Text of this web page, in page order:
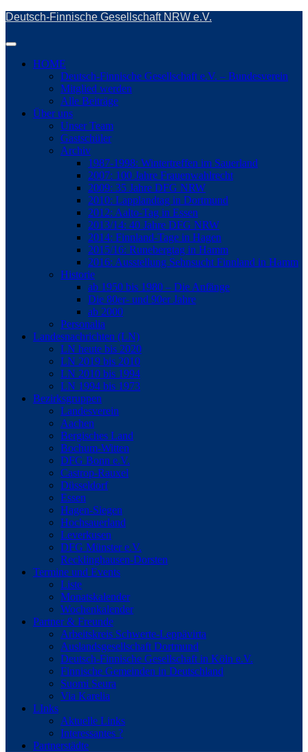
Skip
main
Deutsch-Finnische Gesellschaft NRW e.V.
Toggle
navigation
HOME
Deutsch-Finnische Gesellschaft e.V. – Bundesverein
Mitglied werden
Alle Beiträge
Über uns
Unser Team
Gastschüler
Archiv
1987-1998: Wintertreffen im Sauerland
2007: 100 Jahre Frauenwahlrecht
2009: 35 Jahre DFG NRW
2010: Lapplandtag in Dortmund
2012: Aalto-Tag in Essen
2013/14: 40 Jahre DFG NRW
2014: Finnland-Tage in Hagen
2015/16: Runebergtag in Hamm
2016: Ausstellung Sehnsucht Finnland in Hamm
Historie
ab 1950 bis 1980 – Die Anfänge
Die 80er- und 90er Jahre
ab 2000
Personalia
Landesnachrichten (LN)
LN heute bis 2020
LN 2019 bis 2010
LN 2010 bis 1994
LN 1994 bis 1973
Bezirksgruppen
Landesverein
Aachen
Bergisches Land
Bochum-Witten
DFG Bonn e.V.
Castrop-Rauxel
Düsseldorf
Essen
Hagen-Siegen
Hochsauerland
Leverkusen
DFG Münster e.V.
Recklinghausen-Dorsten
Termine und Events
Liste
Monatskalender
Wochenkalender
Partner & Freunde
Arbeitskreis Schwerte-Leppävirta
Auslandsgesellschaft Dortmund
Deutsch-Finnische Gesellschaft in Köln e.V.
Finnische Gemeinden in Deutschland
Suomi Seura
Via Karelia
LInks
Aktuelle Links
Interessantes ?
Partnerstädte